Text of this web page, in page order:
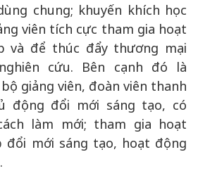
chung; khuyến khích học
viên tích cực tham gia hoạt
và để thúc đẩy thương mại
cứu. Bên cạnh đó là
giảng viên, đoàn viên thanh
động đổi mới sáng tạo, có
làm mới; tham gia hoạt
đổi mới sáng tạo, hoạt động